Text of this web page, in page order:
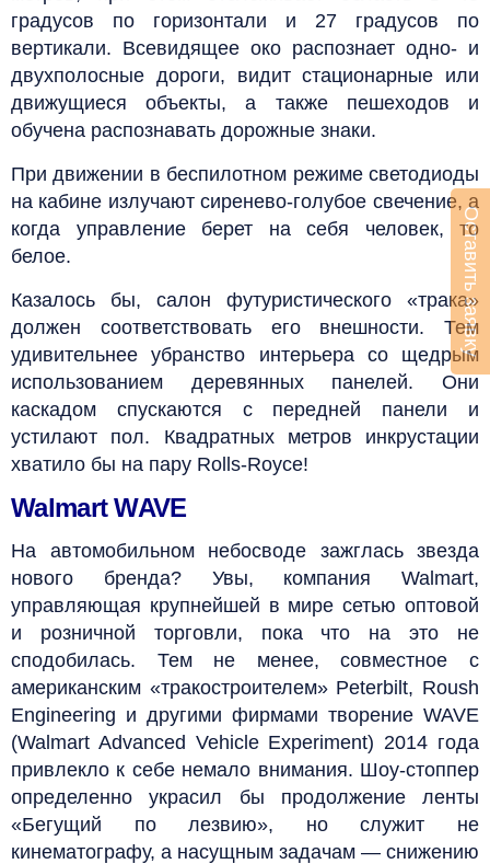
градусов по горизонтали и 27 градусов по
вертикали. Всевидящее око распознает одно- и
двухполосные дороги, видит стационарные или
движущиеся объекты, а также пешеходов и
обучена распознавать дорожные знаки.
При движении в беспилотном режиме светодиоды
на кабине излучают сиренево-голубое свечение, а
когда управление берет на себя человек, то
белое.
Казалось бы, салон футуристического «трака»
должен соответствовать его внешности. Тем
удивительнее убранство интерьера со щедрым
использованием деревянных панелей. Они
каскадом спускаются с передней панели и
устилают пол. Квадратных метров инкрустации
хватило бы на пару Rolls-Royce!
Walmart WAVE
На автомобильном небосводе зажглась звезда
нового бренда? Увы, компания Walmart,
управляющая крупнейшей в мире сетью оптовой
и розничной торговли, пока что на это не
сподобилась. Тем не менее, совместное с
американским «тракостроителем» Peterbilt, Roush
Engineering и другими фирмами творение WAVE
(Walmart Advanced Vehicle Experiment) 2014 года
привлекло к себе немало внимания. Шоу-стоппер
определенно украсил бы продолжение ленты
«Бегущий по лезвию», но служит не
кинематографу, а насущным задачам — снижению
Оставить заявку